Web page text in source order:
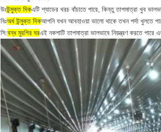
উঃউন্মুক্ত দিকএটি শ্যাডের খরচ বাঁচাতে পারে, কিন্তু তাপমাত্রা খুব
বিঃঅর্ধ উন্মুক্ত দিকআপনি যখন আবহাওয়া ভালো থাকে তখন পর্দা খুলতে
সি:বন্ধ মুরগির ঘরএই নকশাটি তাপমাত্রা ভালভাবে নিয়ন্ত্রণ করতে